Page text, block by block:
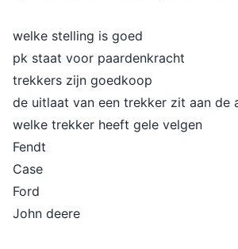
welke stelling is goed
pk staat voor paardenkracht
trekkers zijn goedkoop
de uitlaat van een trekker zit aan de
welke trekker heeft gele velgen
Fendt
Case
Ford
John deere